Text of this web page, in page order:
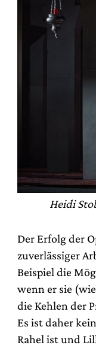
Heidi
Der Erfolg der
zuverlässiger
Beispiel die
wenn er sie
die Kehlen der
Es ist daher
Rahel ist und